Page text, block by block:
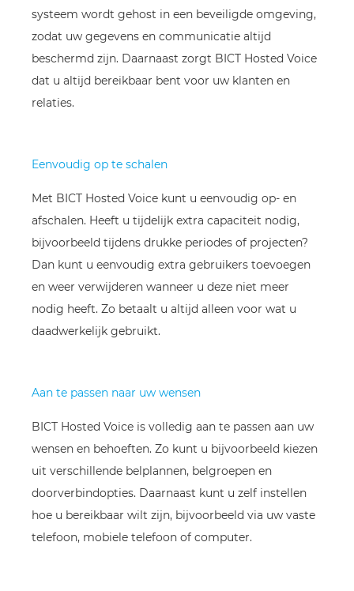
systeem wordt gehost in een beveiligde omgeving,
zodat uw gegevens en communicatie altijd
beschermd zijn. Daarnaast zorgt BICT Hosted Voice
dat u altijd bereikbaar bent voor uw klanten en
relaties.
Eenvoudig op te schalen
Met BICT Hosted Voice kunt u eenvoudig op- en
afschalen. Heeft u tijdelijk extra capaciteit nodig,
bijvoorbeeld tijdens drukke periodes of projecten?
Dan kunt u eenvoudig extra gebruikers toevoegen
en weer verwijderen wanneer u deze niet meer
nodig heeft. Zo betaalt u altijd alleen voor wat u
daadwerkelijk gebruikt.
Aan te passen naar uw wensen
BICT Hosted Voice is volledig aan te passen aan uw
wensen en behoeften. Zo kunt u bijvoorbeeld kiezen
uit verschillende belplannen, belgroepen en
doorverbindopties. Daarnaast kunt u zelf instellen
hoe u bereikbaar wilt zijn, bijvoorbeeld via uw vaste
telefoon, mobiele telefoon of computer.